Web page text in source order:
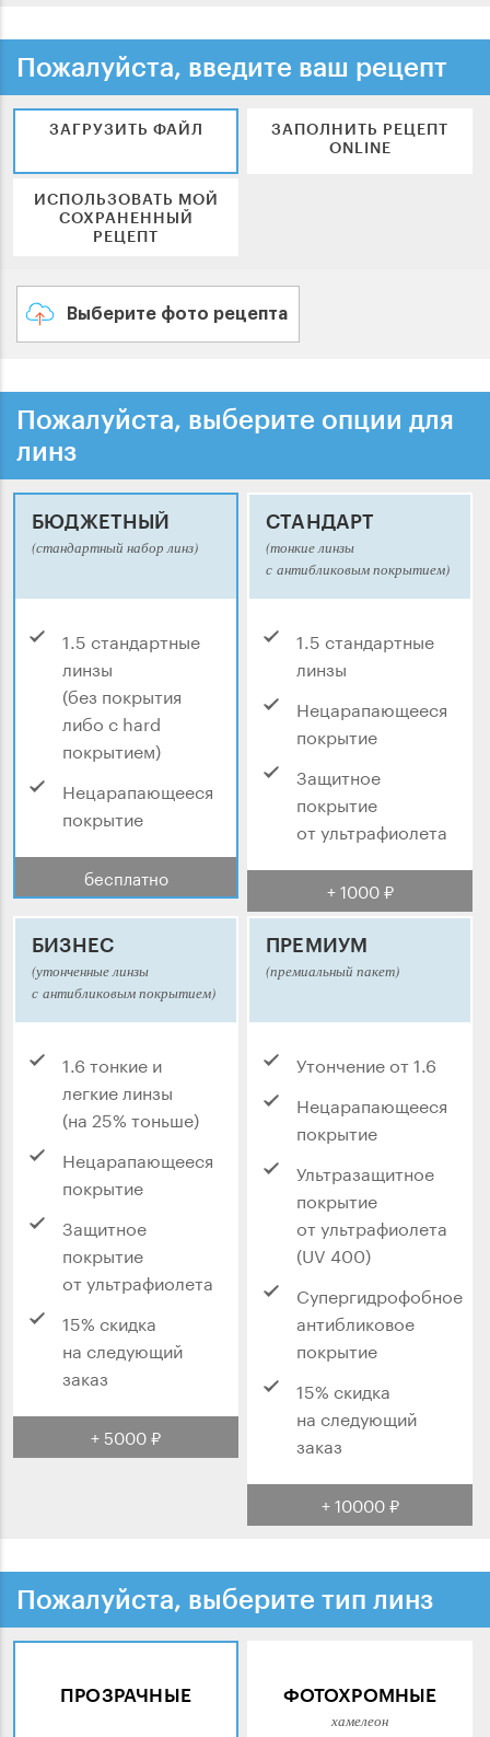
Пожалуйста, введите ваш рецепт
ЗАГРУЗИТЬ ФАЙЛ
ЗАПОЛНИТЬ РЕЦЕПТ
ONLINE
ИСПОЛЬЗОВАТЬ МОЙ
СОХРАНЕННЫЙ
РЕЦЕПТ
Выберите фото рецепта
Пожалуйста, выберите опции для
линз
БЮДЖЕТНЫЙ
(стандартный набор линз)
1.5 стандартные
линзы
(без покрытия
либо с hard
покрытием)
Нецарапающееся
покрытие
бесплатно
СТАНДАРТ
(тонкие линзы
с антибликовым покрытием)
1.5 стандартные
линзы
Нецарапающееся
покрытие
Защитное
покрытие
от ультрафиолета
+ 1000 ₽
БИЗНЕС
(утонченные линзы
с антибликовым покрытием)
1.6 тонкие и
легкие линзы
(на 25% тоньше)
Нецарапающееся
покрытие
Защитное
покрытие
от ультрафиолета
15% скидка
на следующий
заказ
+ 5000 ₽
ПРЕМИУМ
(премиальный пакет)
Утончение от 1.6
Нецарапающееся
покрытие
Ультразащитное
покрытие
от ультрафиолета
(UV 400)
Супергидрофобное
антибликовое
покрытие
15% скидка
на следующий
заказ
+ 10000 ₽
Пожалуйста, выберите тип линз
ПРОЗРАЧНЫЕ ФОТОХРОМНЫЕ
хамелеон